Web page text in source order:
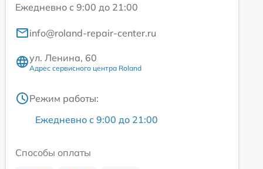
Ежедневно с 9:00 до 21:00
info@roland-repair-center.ru
ул. Ленина, 60
Адрес сервисного центра Roland
Режим работы:
Ежедневно с 9:00 до 21:00
Способы оплаты